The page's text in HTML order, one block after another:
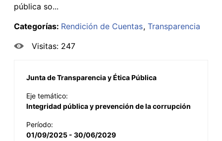
pública so...
Categorías: Rendición de Cuentas Transparencia
Visitas: 247
Junta de Transparencia y Ética Pública
Eje temático:
Integridad pública y prevención de la corrupción
Período:
01/09/2025 - 30/06/2029